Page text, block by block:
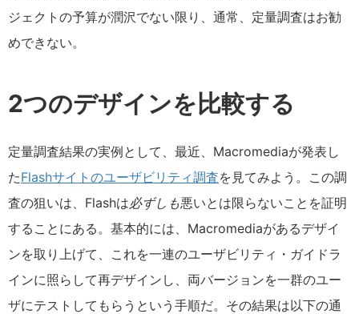
ジェクトの予算が潤沢でない限り、通常、定量調査はお勧
めできない。
2つのデザインを比較する
定量調査結果の実例として、最近、Macromediaが発表し
たFlashサイトのユーザビリティ調査を見てみよう。この調
査の狙いは、Flashは必ずしも悪いとは限らないことを証明
することにある。基本的には、Macromediaがあるデザイ
ンを取り上げて、これを一連のユーザビリティ・ガイドラ
インに照らして再デザインし、両バージョンを一群のユー
ザにテストしてもらうという手順だ。その結果は以下の通